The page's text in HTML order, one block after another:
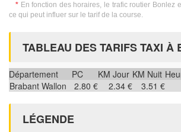
*En fonction des horaires, le trafic routier Bonlez
ce qui peut influer sur le tarif de la course.
TABLEAU DES TARIFS TAXI À
Département PC KM Jour KM Nuit
Brabant Wallon
2.80 € 2.34 € 3.51 €
LÉGENDE